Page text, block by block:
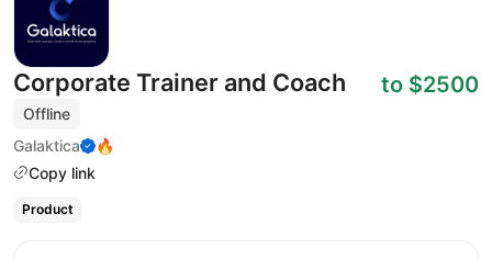
Corporate Trainer and Coach
Offline
Galaktica
🔥
Copy link
to $2500
Product